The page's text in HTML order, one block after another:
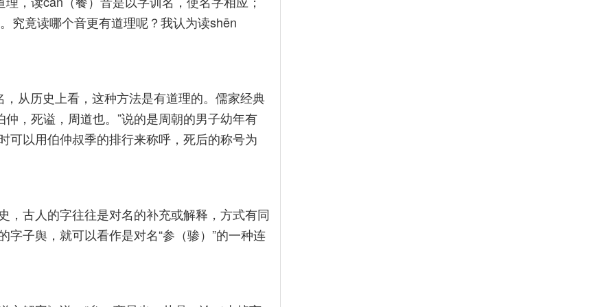
究竟读哪个音更有道理呢？我认为读shēn
从历史上看，这种方法是有道理的。儒家经典
，死谥，周道也。”说的是周朝的男子幼年有
可以用伯仲叔季的排行来称呼，死后的称号为
，古人的字往往是对名的补充或解释，方式有同
子舆，就可以看作是对名“参（骖）”的一种连